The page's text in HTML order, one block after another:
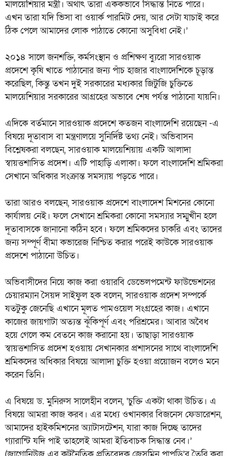
মালয়েশিয়ার মন্ত্রী। অর্থাৎ তারা এককভাবে সিদ্ধান্ত নিতে পারে।
এখন তারা যদি ভিসা বা ওয়ার্ক পারমিট দেয়, আর সেটা যাচাই করে
ঠিক পেলে আমাদের লোক পাঠাতে কোনো অসুবিধা নেই।’
২০১৪ সালে জনশক্তি, কর্মসংস্থান ও প্রশিক্ষণ ব্যুরো সারওয়াক
প্রদেশে কৃষি খাতে পাঠানোর জন্য পাঁচ হাজার বাংলাদেশিকে চূড়ান্ত
করেছিল, কিন্তু তখন দুই সরকারের মধ্যকার জিটুজি চুক্তিতে
মালয়েশিয়ার সরকারের আগ্রহের অভাবে শেষ পর্যন্ত পাঠানো যায়নি।
এদিকে বর্তমানে সারওয়াক প্রদেশে কতজন বাংলাদেশি রয়েছেন -এ
বিষয়ে দূতাবাস বা মন্ত্রণালয়ে সুনির্দিষ্ট তথ্য নেই। অভিবাসন
বিশ্লেষকরা বলছেন, সারওয়াক মালয়েশিয়ায় একটি আলাদা
স্বায়ত্তশাসিত প্রদেশ। এটি পাহাড়ি এলাকা। ফলে বাংলাদেশি শ্রমিকরা
সেখানে অধিকার সংক্রান্ত সমস্যায় পড়তে পারে।
তারা আরও বলছেন, সারওয়াক প্রদেশে বাংলাদেশ মিশনের কোনো
কার্যালয় নেই। ফলে সেখানে শ্রমিকরা কোনো সমস্যার সম্মুখীন হলে
দূতাবাসকে জানানো কঠিন হবে। ফলে শ্রমিকদের চাকরি এবং তাদের
জন্য সম্পূর্ণ বীমা কভারেজ নিশ্চিত করার পরেই কাউকে সারওয়াক
প্রদেশে পাঠানো উচিত।
অভিবাসীদের নিয়ে কাজ করা ওয়ারবি ডেভেলপমেন্ট ফাউন্ডেশনের
চেয়ারম্যান সৈয়দ সাইফুল হক বলেন, সারওয়াক প্রদেশ সম্পর্কে
যতটুকু জেনেছি এখানে মূলত পামওয়েল সংগ্রহের কাজ। এখানে
কাজের জায়গাটা অত্যন্ত ঝূঁকিপূর্ণ এবং পরিশ্রমের। আবার অবৈধ
হয়ে গেলে কম বেতনে কাজ করানো হয়। তাছাড়া সারওয়াক
স্বায়ত্তশাসিত প্রদেশ হওয়ায় সেখানকার প্রশাসনের সাথে বাংলাদেশি
শ্রমিকদের অধিকার বিষয়ে আলাদা চুক্তি হওয়া প্রয়োজন বলেও মনে
করেন তিনি।
এ বিষয়ে ড. মুনিরুস সালেহীন বলেন, ‘চুক্তি একটা থাকা উচিত। এ
বিষয়ে আমরা কাজ করব। এর মধ্যে ওখানকার বিজনেস ফেডারেশন,
আমাদের হাইকমিশনের অ্যাটাসটেশন, যারা কাজ দিচ্ছে তাদের
গ্যারান্টি যদি পাই তাহলেই আমরা ইতিবাচক সিদ্ধান্ত নেব।’